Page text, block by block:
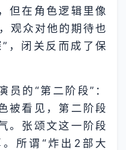
但在角色逻辑里像
观众对他的期待也
，闭关反而成了保
员的“第二阶段”：
被看见，第二阶段
。张颂文这一阶段
所谓“炸出2部大